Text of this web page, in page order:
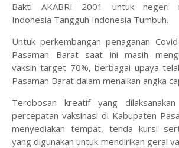
Bakti AKABRI 2001 untuk negeri
Indonesia Tangguh Indonesia Tumbuh.
Untuk perkembangan penaganan
Pasaman Barat saat ini masih
vaksin target 70%, berbagai upaya
Pasaman Barat dalam menaikan angka
Terobosan kreatif yang
percepatan vaksinasi di Kabupaten
menyediakan tempat, tenda kursi
yang digunakan untuk mendirikan gerai